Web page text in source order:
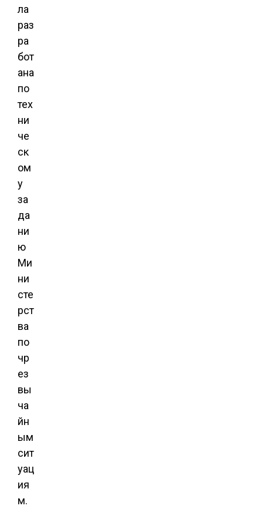
ла
раз
ра
бот
ана
по
тех
ни
че
ск
ом
у
за
да
ни
ю
Ми
ни
сте
рст
ва
по
чр
ез
вы
ча
йн
ым
сит
уац
ия
м.